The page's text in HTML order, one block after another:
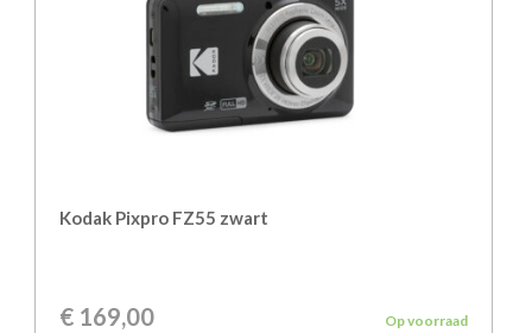
Kodak Pixpro FZ55 zwart
€ 169,00 Op voorraad